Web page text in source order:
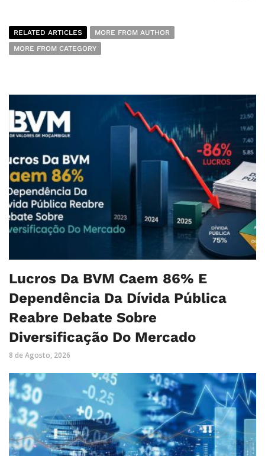
RELATED ARTICLES
MORE FROM AUTHOR
MORE FROM CATEGORY
Lucros Da BVM Caem 86% E
Dependência Da Dívida Pública
Reabre Debate Sobre
Diversificação Do Mercado
8 de Agosto, 2026